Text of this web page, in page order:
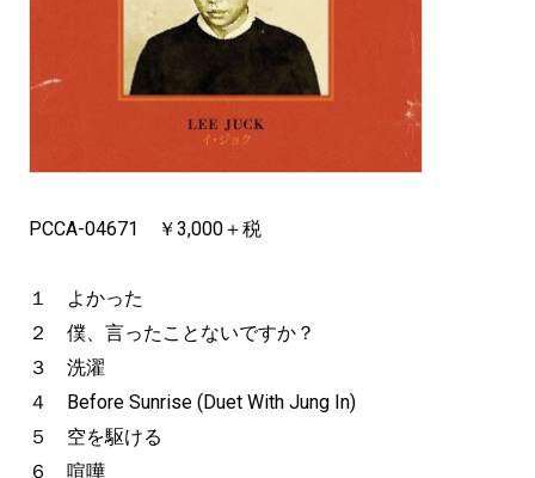
PCCA-04671 ￥3,000＋税
１ よかった
２ 僕、言ったことないですか？
３ 洗濯
４ Before Sunrise (Duet With Jung In)
５ 空を駆ける
６ 喧嘩